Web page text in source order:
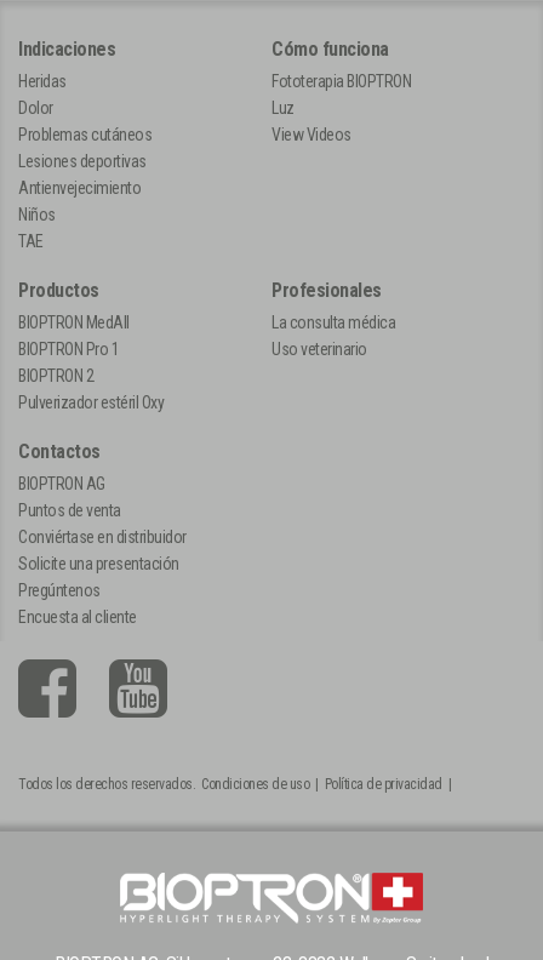
Indicaciones
Heridas
Dolor
Problemas cutáneos
Lesiones deportivas
Antienvejecimiento
Niños
TAE
Cómo funciona
Fototerapia BIOPTRON
Luz
View Videos
Productos
BIOPTRON MedAll
BIOPTRON Pro 1
BIOPTRON 2
Pulverizador estéril Oxy
Profesionales
La consulta médica
Uso veterinario
Contactos
BIOPTRON AG
Puntos de venta
Conviértase en distribuidor
Solicite una presentación
Pregúntenos
Encuesta al cliente
Todos los derechos reservados. Condiciones de uso| Política de privacidad